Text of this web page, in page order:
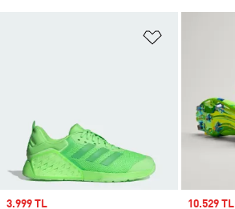
Sale price
3.999 TL Sale price
10.529 TL